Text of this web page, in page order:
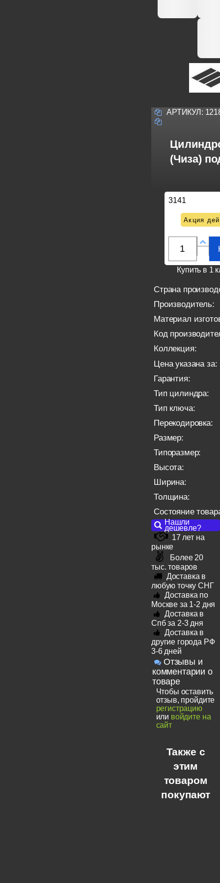
АРТИКУЛ:
(Чиза)
3141
Акция
Купить в 1
Страна
Производитель:
Материал
Код
Коллекция:
Цена указана за:
Гарантия:
Тип цилиндра:
Тип ключа:
Перекодировка:
Размер:
Типоразмер:
Высота:
Ширина:
Толщина:
Состояние
Нашли
дешевле?
17 лет на
рынке
Более 20
тыс. товаров
Доставка в
любую точку СНГ
Доставка по
Москве за 1-2 дня
Доставка в
Спб за 2-3 дня
Доставка в
другие города РФ
3-6 дней
Отзывы и
комментарии о
товаре
Чтобы оставить
отзыв, пройдите
регистрацию
или войдите на
сайт
Также с
этим
товаром
покупают